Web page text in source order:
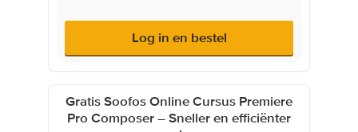
Log in en bestel
Gratis Soofos Online Cursus Premiere
Pro Composer – Sneller en efficiënter